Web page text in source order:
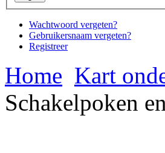
Wachtwoord vergeten?
Gebruikersnaam vergeten?
Registreer
Home Kart
Schakelpoken